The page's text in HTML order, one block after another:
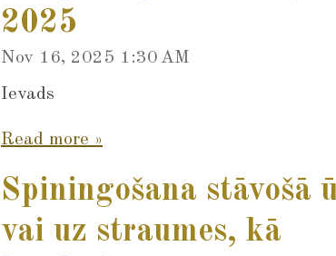
2025
Nov 16, 2025 1:30 AM
Ievads
Read more »
Spiningošana stāvošā
vai uz straumes, kā